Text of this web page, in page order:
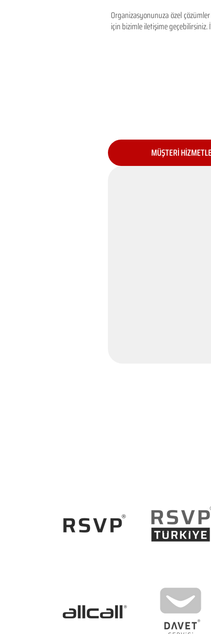
Organizasyonunuza özel
için bizimle iletişime
MÜŞTERİ